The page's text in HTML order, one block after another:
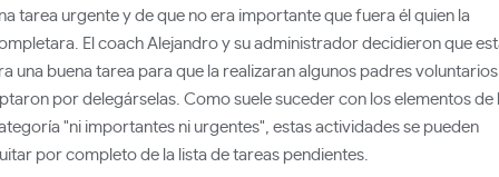
tarea urgente y de que no era importante que fuera él quien la
El coach Alejandro y su administrador decidieron que
una buena tarea para que la realizaran algunos padres
por delegárselas. Como suele suceder con los elementos de
"ni importantes ni urgentes", estas actividades se pueden
por completo de la lista de tareas pendientes.